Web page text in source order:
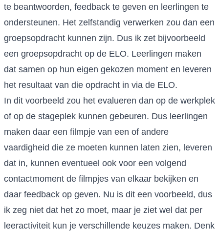
te beantwoorden, feedback te geven en leerlingen te
ondersteunen. Het zelfstandig verwerken zou dan een
groepsopdracht kunnen zijn. Dus ik zet bijvoorbeeld
een groepsopdracht op de ELO. Leerlingen maken
dat samen op hun eigen gekozen moment en leveren
het resultaat van die opdracht in via de ELO.
In dit voorbeeld zou het evalueren dan op de werkplek
of op de stageplek kunnen gebeuren. Dus leerlingen
maken daar een filmpje van een of andere
vaardigheid die ze moeten kunnen laten zien, leveren
dat in, kunnen eventueel ook voor een volgend
contactmoment de filmpjes van elkaar bekijken en
daar feedback op geven. Nu is dit een voorbeeld, dus
ik zeg niet dat het zo moet, maar je ziet wel dat per
leeractiviteit kun je verschillende keuzes maken. Denk